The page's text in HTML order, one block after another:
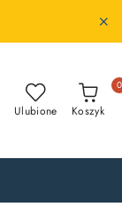
Ulubione Koszyk
0